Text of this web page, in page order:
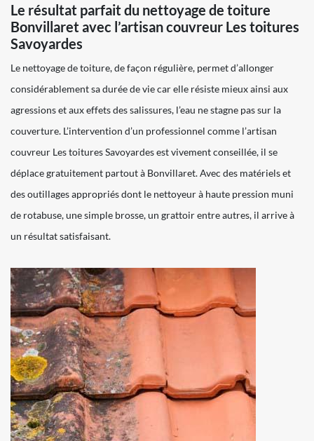
Le résultat parfait du nettoyage de toiture
Bonvillaret avec l’artisan couvreur Les toitures
Savoyardes
Le nettoyage de toiture, de façon régulière, permet d’allonger
considérablement sa durée de vie car elle résiste mieux ainsi aux
agressions et aux effets des salissures, l’eau ne stagne pas sur la
couverture. L’intervention d’un professionnel comme l’artisan
couvreur Les toitures Savoyardes est vivement conseillée, il se
déplace gratuitement partout à Bonvillaret. Avec des matériels et
des outillages appropriés dont le nettoyeur à haute pression muni
de rotabuse, une simple brosse, un grattoir entre autres, il arrive à
un résultat satisfaisant.